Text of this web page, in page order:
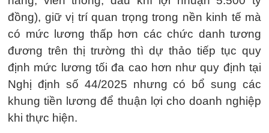
đồng), giữ vị trí quan trọng trong nền kinh tế mà
có mức lương thấp hơn các chức danh tương
đương trên thị trường thì dự thảo tiếp tục quy
định mức lương tối đa cao hơn như quy định tại
Nghị định số 44/2025 nhưng có bổ sung các
khung tiền lương để thuận lợi cho doanh nghiệp
khi thực hiện.